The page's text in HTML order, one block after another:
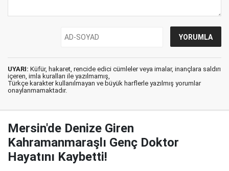
UYARI: Küfür, hakaret, rencide edici cümleler veya imalar, inançlara saldırı
içeren, imla kuralları ile yazılmamış,
Türkçe karakter kullanılmayan ve büyük harflerle yazılmış yorumlar
onaylanmamaktadır.
Mersin'de Denize Giren
Kahramanmaraşlı Genç Doktor
Hayatını Kaybetti!